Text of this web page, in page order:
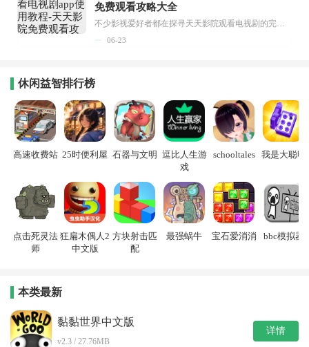
免费观看攻略大全
不少影视爱好者都在探寻天天影院观看电视剧的完整方法，结合最新平台使用规则，本篇新手入门攻略全面讲解观看渠道、检索流程、播放设置以及画面模式调整等实用内容。全文适配手机、电脑等主流设备，步骤简洁易懂，无论是初次使用的新手，还是想要优化观影体验的用户，都能参照内容快速上手，熟练掌握平台各项操作技巧，轻松畅享影视内容。...
06-23
休闲益智排行榜
高速收费站 25时便利屋 石器与文明 逗比人生游
戏
schooltales 我是大聪明
点击死灵法
师
狂扁木偶人2
中文版
方块射击匹
配
最强蜗牛 宝石爱消消 bbc模拟器
本类最新
黏黏世界中文版
v2.3 / 27.76MB
详情